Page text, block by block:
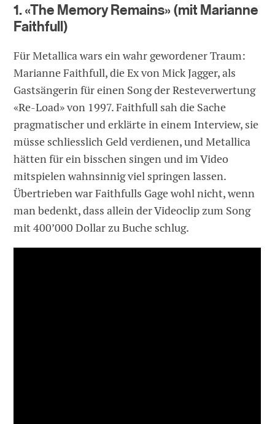
1. «The Memory Remains» (mit Marianne
Faithfull)
Für Metallica wars ein wahr gewordener Traum:
Marianne Faithfull, die Ex von Mick Jagger, als
Gastsängerin für einen Song der Resteverwertung
«Re-Load» von 1997. Faithfull sah die Sache
pragmatischer und erklärte in einem Interview, sie
müsse schliesslich Geld verdienen, und Metallica
hätten für ein bisschen singen und im Video
mitspielen wahnsinnig viel springen lassen.
Übertrieben war Faithfulls Gage wohl nicht, wenn
man bedenkt, dass allein der Videoclip zum Song
mit 400’000 Dollar zu Buche schlug.